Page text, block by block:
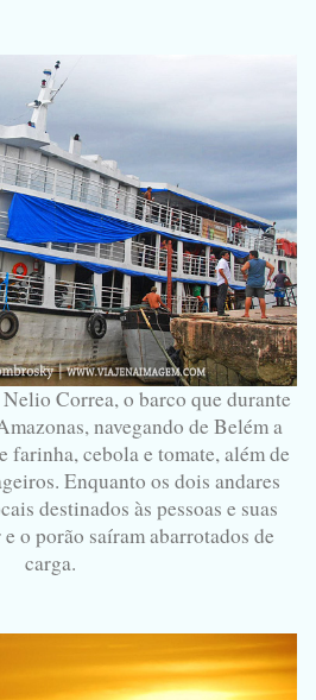
Correa, o barco que durante
navegando de Belém a
farinha, cebola e tomate, além de
Enquanto os dois andares
destinados às pessoas e suas
o porão saíram abarrotados de
carga.